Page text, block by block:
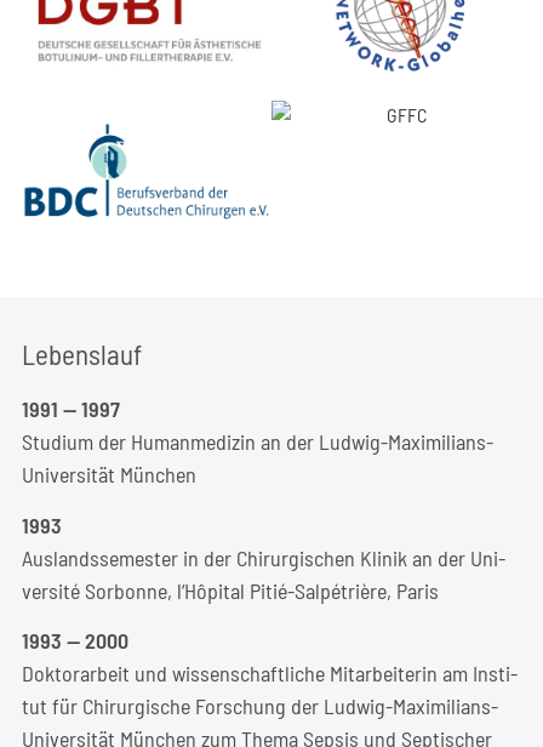
Lebens­lauf
1991 — 1997
Stu­di­um der Human­me­di­zin an der Lud­wig-Maxi­mi­li­ans-
Uni­ver­si­tät München
1993
Aus­lands­se­mes­ter in der Chir­ur­gi­schen Kli­nik an der Uni­
ver­si­té Sor­bon­ne, l‘Hôpital Pitié-Sal­pé­triè­re, Paris
1993 — 2000
Dok­tor­ar­beit und wis­sen­schaft­li­che Mit­ar­bei­te­rin am Insti­
tut für Chir­ur­gi­sche For­schung der Lud­wig-Maxi­mi­li­ans-
Uni­ver­si­tät Mün­chen zum The­ma Sep­sis und Sep­ti­scher